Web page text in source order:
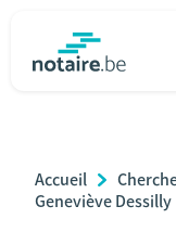
Relations et vivre
Accueil
Geneviève Dessilly